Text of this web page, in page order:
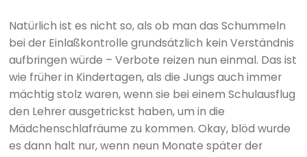
Natürlich ist es nicht so, als ob man das Schummeln
bei der Einlaßkontrolle grundsätzlich kein Verständnis
aufbringen würde – Verbote reizen nun einmal. Das ist
wie früher in Kindertagen, als die Jungs auch immer
mächtig stolz waren, wenn sie bei einem Schulausflug
den Lehrer ausgetrickst haben, um in die
Mädchenschlafräume zu kommen. Okay, blöd wurde
es dann halt nur, wenn neun Monate später der